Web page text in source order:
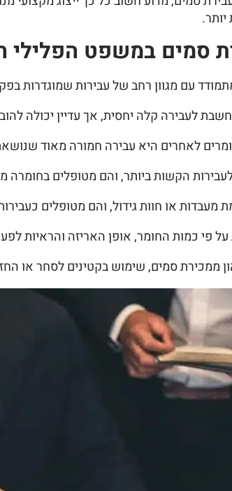
יותר.
סמים במשפט הפלילי
עם מגוון רחב של עבירות שמוגדרות
לעבירה קלה יחסית, אך עדיין יכולה
לאחרים היא עבירה חמורה מאוד
הקשות ביותר, והם מטופלים
מעבדות או חוות גידול, והם מטופלים
פי כמות החומר, אופן האריזה והראיות
ממכירת סמים, שימוש בקטינים לסחר